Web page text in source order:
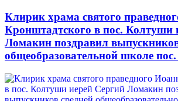
Клирик храма святого
Кронштадтского в пос. Колтуши
Ломакин поздравил
общеобразовательной школе пос.